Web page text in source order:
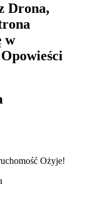
Drona,
w
Ożyje!